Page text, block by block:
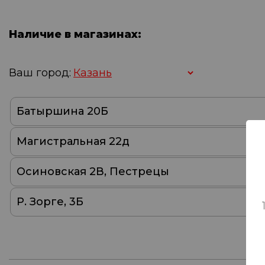
Наличие в магазинах:
Ваш город:
Батыршина 20Б
Магистральная 22д
Осиновская 2В, Пестрецы
Р. Зорге, 3Б